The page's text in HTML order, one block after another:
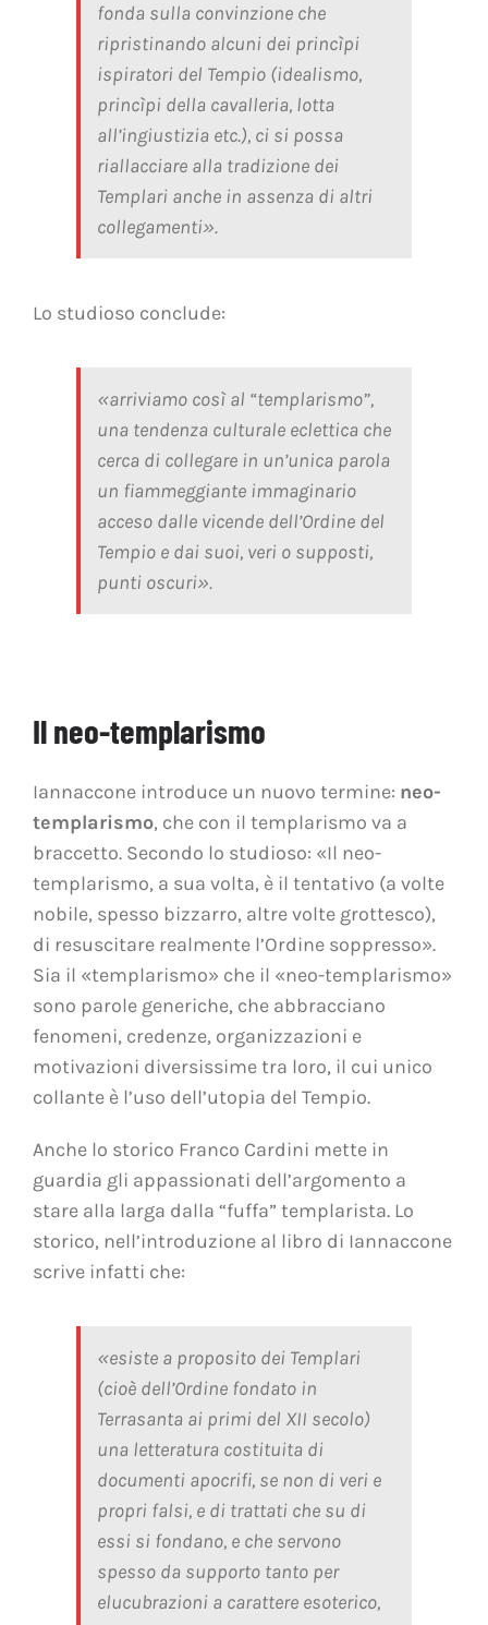
fonda sulla convinzione che
ripristinando alcuni dei princìpi
ispiratori del Tempio (idealismo,
princìpi della cavalleria, lotta
all’ingiustizia etc.), ci si possa
riallacciare alla tradizione dei
Templari anche in assenza di altri
collegamenti».
Lo studioso conclude:
«arriviamo così al “templarismo”,
una tendenza culturale eclettica che
cerca di collegare in un’unica parola
un fiammeggiante immaginario
acceso dalle vicende dell’Ordine del
Tempio e dai suoi, veri o supposti,
punti oscuri».
Il neo-templarismo
Iannaccone introduce un nuovo termine: neo-
templarismo, che con il templarismo va a
braccetto. Secondo lo studioso: «Il neo-
templarismo, a sua volta, è il tentativo (a volte
nobile, spesso bizzarro, altre volte grottesco),
di resuscitare realmente l’Ordine soppresso».
Sia il «templarismo» che il «neo-templarismo»
sono parole generiche, che abbracciano
fenomeni, credenze, organizzazioni e
motivazioni diversissime tra loro, il cui unico
collante è l’uso dell’utopia del Tempio.
Anche lo storico Franco Cardini mette in
guardia gli appassionati dell’argomento a
stare alla larga dalla “fuffa” templarista. Lo
storico, nell’introduzione al libro di Iannaccone
scrive infatti che:
«esiste a proposito dei Templari
(cioè dell’Ordine fondato in
Terrasanta ai primi del XII secolo)
una letteratura costituita di
documenti apocrifi, se non di veri e
propri falsi, e di trattati che su di
essi si fondano, e che servono
spesso da supporto tanto per
elucubrazioni a carattere esoterico,